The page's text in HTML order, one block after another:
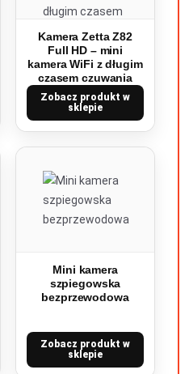
Kamera Zetta Z82
Full HD – mini
kamera WiFi z długim
czasem czuwania
Zobacz produkt w
sklepie
Mini kamera
szpiegowska
bezprzewodowa
Zobacz produkt w
sklepie